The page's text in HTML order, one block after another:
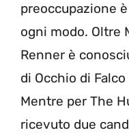
preoccupazione
ogni modo. Oltre
Renner è
di Occhio di
Mentre per The
ricevuto due